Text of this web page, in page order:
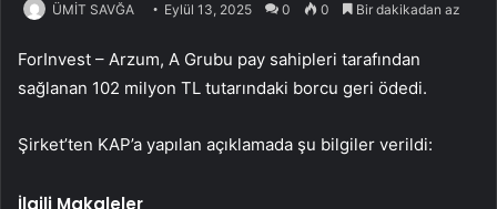
ÜMİT SAVĞA Eylül 13, 2025 0 0 Bir dakikadan az
ForInvest – Arzum, A Grubu pay sahipleri tarafından
sağlanan 102 milyon TL tutarındaki borcu geri ödedi.
Şirket’ten KAP’a yapılan açıklamada şu bilgiler verildi: